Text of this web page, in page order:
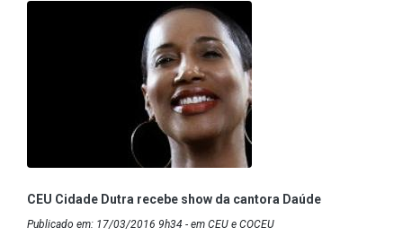
CEU Cidade Dutra recebe show da cantora Daúde
Publicado em: 17/03/2016 9h34 - em CEU e COCEU